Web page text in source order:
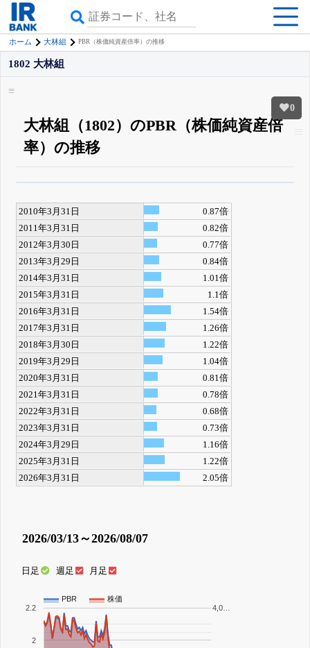
ホーム 大林組 PBR（株価純資産倍率）の推移
0
1802 大林組
大林組（1802）のPBR（株価純資産倍
率）の推移
詳しく見られる無料でβ版をはじめる
登録すると永久30%OFFと米株版の先行利用も付きます
2010年3月31日
0.87倍
2011年3月31日
0.82倍
2012年3月30日
0.77倍
2013年3月29日
0.84倍
2014年3月31日
1.01倍
2015年3月31日
1.1倍
2016年3月31日
1.54倍
2017年3月31日
1.26倍
2018年3月30日
1.22倍
2019年3月29日
1.04倍
2020年3月31日
0.81倍
2021年3月31日
0.78倍
2022年3月31日
0.68倍
2023年3月31日
0.73倍
2024年3月29日
1.16倍
2025年3月31日
1.22倍
2026年3月31日
2.05倍
2026/03/13～2026/08/07
日足 週足 月足
PBR 株価
2
2.2 4,0…